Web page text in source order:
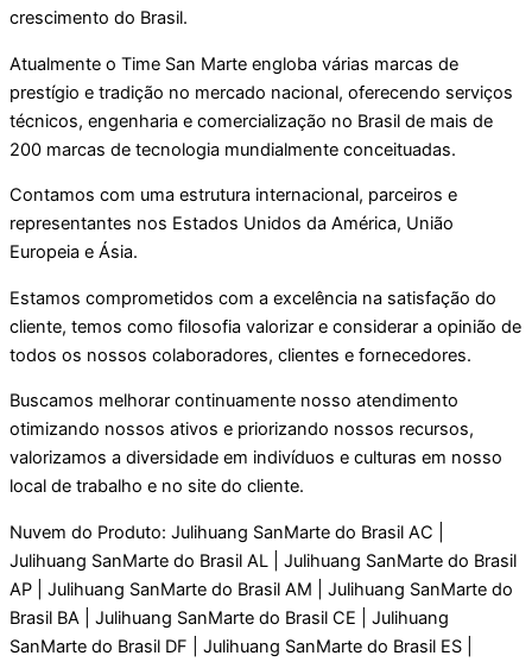
crescimento do Brasil.
Atualmente o Time San Marte engloba várias marcas de
prestígio e tradição no mercado nacional, oferecendo serviços
técnicos, engenharia e comercialização no Brasil de mais de
200 marcas de tecnologia mundialmente conceituadas.
Contamos com uma estrutura internacional, parceiros e
representantes nos Estados Unidos da América, União
Europeia e Ásia.
Estamos comprometidos com a excelência na satisfação do
cliente, temos como filosofia valorizar e considerar a opinião de
todos os nossos colaboradores, clientes e fornecedores.
Buscamos melhorar continuamente nosso atendimento
otimizando nossos ativos e priorizando nossos recursos,
valorizamos a diversidade em indivíduos e culturas em nosso
local de trabalho e no site do cliente.
Nuvem do Produto: Julihuang SanMarte do Brasil AC |
Julihuang SanMarte do Brasil AL | Julihuang SanMarte do Brasil
AP | Julihuang SanMarte do Brasil AM | Julihuang SanMarte do
Brasil BA | Julihuang SanMarte do Brasil CE | Julihuang
SanMarte do Brasil DF | Julihuang SanMarte do Brasil ES |